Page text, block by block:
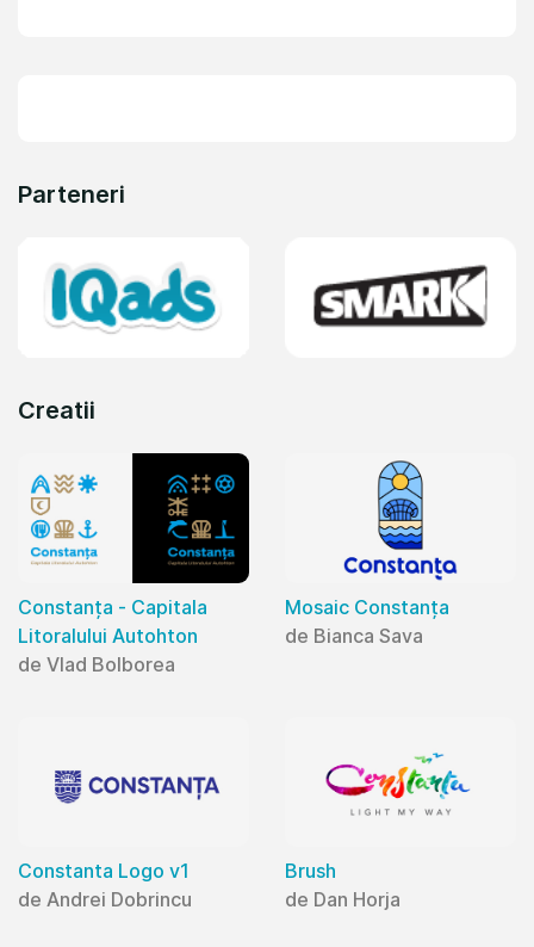
Parteneri
Creatii
Constanța - Capitala
Litoralului Autohton
de Vlad Bolborea
Mosaic Constanța
de Bianca Sava
Constanta Logo v1
de Andrei Dobrincu
Brush
de Dan Horja